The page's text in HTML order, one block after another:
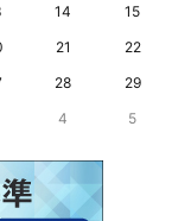
14
15
21
22
28
29
4 5